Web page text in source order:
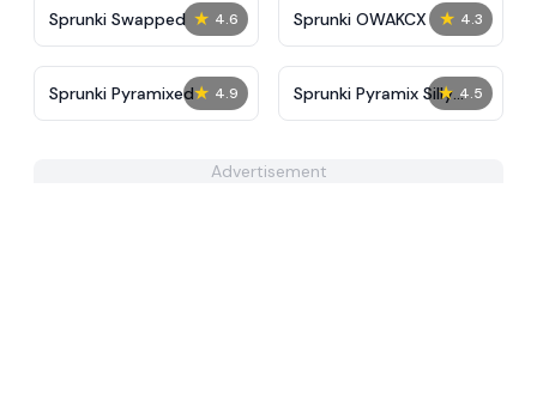
★ 4.6
Sprunki Swapped ★ 4.3
Sprunki OWAKCX
★ 4.9
Sprunki Pyramixed ★ 4.5
Sprunki Pyramix Silly
Edition
Advertisement